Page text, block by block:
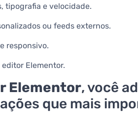
tipografia e velocidade.
ou feeds externos.
responsivo.
Elementor.
Elementor, você
que mais